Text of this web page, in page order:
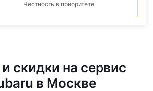
Честность в приоритете.
скидки на сервис
в Москве